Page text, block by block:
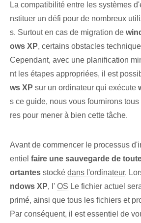
La compatibilité entre les systèmes
nstituer un défi pour de nombreux
s. Surtout en cas de migration de
ows XP, certains obstacles
Cependant, avec une planification
nt les étapes appropriées, il est
ws XP sur un ordinateur qui exécute
s ce guide, nous vous fournirons
res pour mener à bien cette tâche.
Avant de commencer le processus
entiel faire une sauvegarde de
ortantes stocké⁣ dans l'ordinateur.
ndows⁢ XP, l' OS Le fichier actuel
primé, ainsi que tous les fichiers et
Par conséquent, il est essentiel de